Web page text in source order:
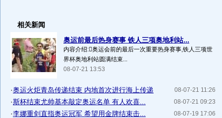
相关新闻
奥运前最后热身赛事 铁人三项奥地利站...
内容介绍:奥运会前的最后一次重要热身赛事,铁人三项世
界杯奥地利站圆满结束...
08-07-21 13:53
08-07-21 11:26
·奥运火炬青岛传递结束 内地首次进行海上传递
08-07-21 09:23
·斯杯结束尤帅基本敲定奥运名单 有人欢喜...
08-07-19 17:06
·李娜重剑直指奥运冠军 希望用金牌结束击...